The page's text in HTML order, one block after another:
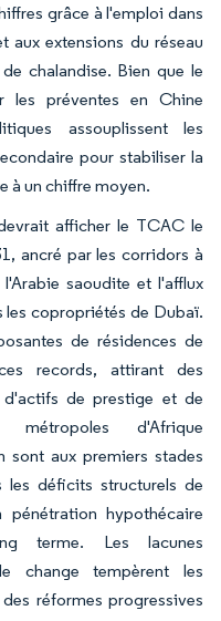
grâce à l'emploi dans
aux extensions du réseau
chalandise. Bien que le
les préventes en Chine
assouplissent les
pour stabiliser la
à un chiffre moyen.
afficher le TCAC le
ancré par les corridors à
saoudite et l'afflux
les copropriétés de Dubaï.
de résidences de
records, attirant des
d'actifs de prestige et de
d'Afrique
sont aux premiers stades
déficits structurels de
hypothécaire
terme. Les lacunes
change tempèrent les
réformes progressives